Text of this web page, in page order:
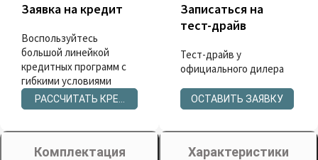
Заявка на кредит
Воспользуйтесь
большой линейкой
кредитных программ с
гибкими условиями
РАССЧИТАТЬ КРЕДИТ
Записаться на
тест-драйв
Тест-драйв у
официального дилера
ОСТАВИТЬ ЗАЯВКУ
Комплектация Характеристики